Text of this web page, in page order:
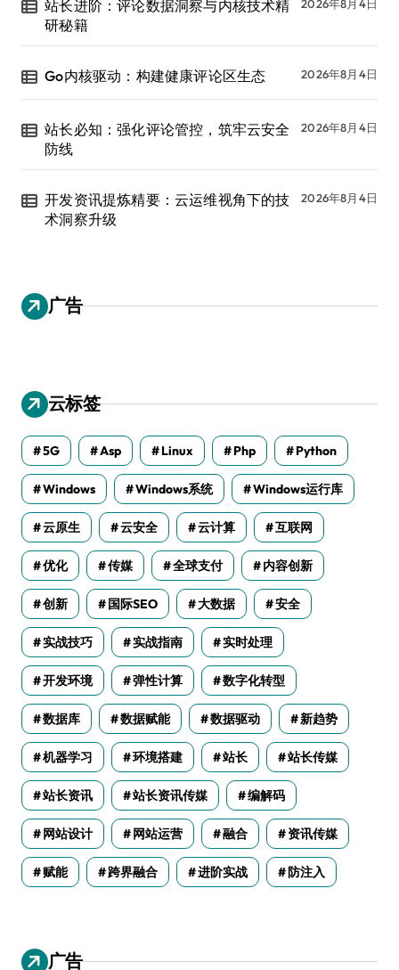
站长进阶：评论数据洞察与内核技术精
研秘籍
2026年8月4日
Go内核驱动：构建健康评论区生态 2026年8月4日
站长必知：强化评论管控，筑牢云安全
防线
2026年8月4日
开发资讯提炼精要：云运维视角下的技
术洞察升级
2026年8月4日
广告
云标签
5G Asp Linux Php Python
Windows Windows系统 Windows运行库
云原生 云安全 云计算 互联网
优化 传媒 全球支付 内容创新
创新 国际SEO 大数据 安全
实战技巧 实战指南 实时处理
开发环境 弹性计算 数字化转型
数据库 数据赋能 数据驱动 新趋势
机器学习 环境搭建 站长 站长传媒
站长资讯 站长资讯传媒 编解码
网站设计 网站运营 融合 资讯传媒
赋能 跨界融合 进阶实战 防注入
广告